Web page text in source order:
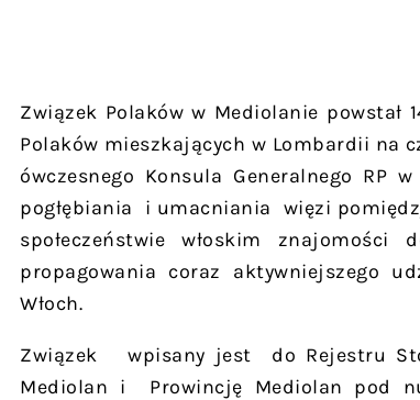
Związek Polaków w Mediolanie
Polaków mieszkających w Lombardii na
ówczesnego Konsula Generalnego RP
pogłębiania i umacniania więzi
społeczeństwie włoskim znajomości
propagowania coraz aktywniejszego
Włoch.
Związek wpisany jest do Rejestru
Mediolan i Prowincję Mediolan pod